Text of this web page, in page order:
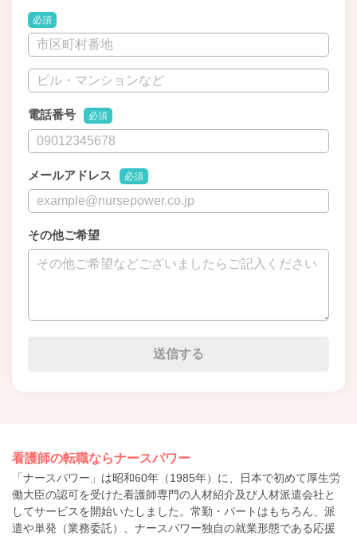
必須
電話番号 必須
メールアドレス 必須
その他ご希望
看護師の転職ならナースパワー
「ナースパワー」は昭和60年（1985年）に、日本で初めて厚生労
働大臣の認可を受けた看護師専門の人材紹介及び人材派遣会社と
してサービスを開始いたしました。常勤・パートはもちろん、派
遣や単発（業務委託）、ナースパワー独自の就業形態である応援